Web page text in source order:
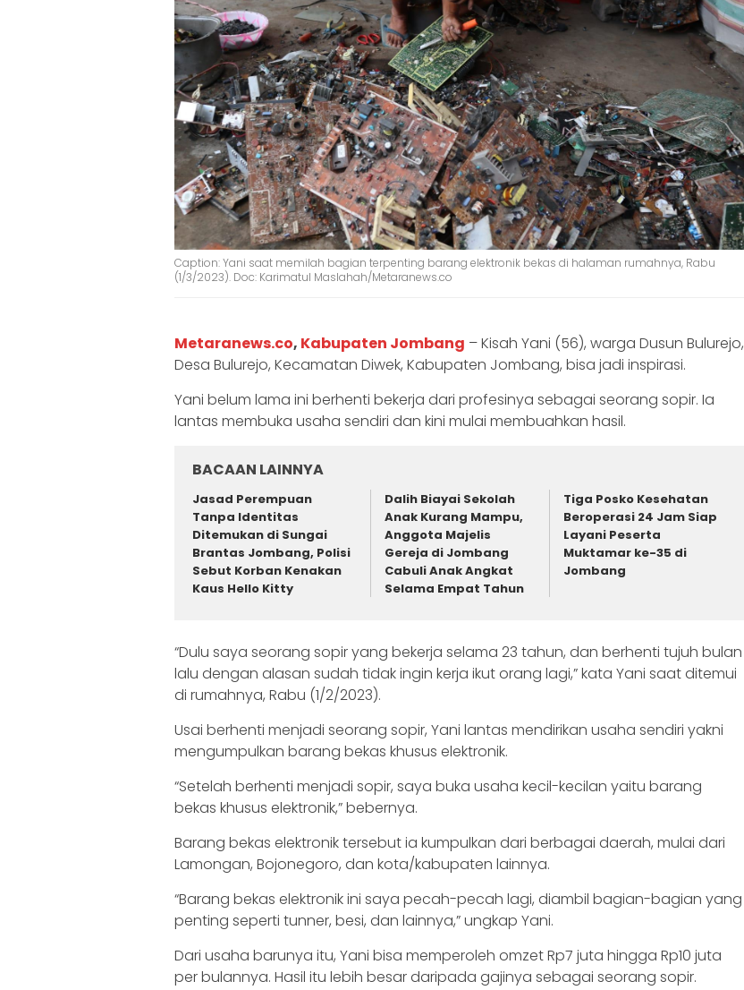
Caption: Yani saat memilah bagian terpenting barang elektronik bekas di halaman rumahnya, Rabu
(1/3/2023). Doc: Karimatul Maslahah/Metaranews.co
Metaranews.co, Kabupaten Jombang – Kisah Yani (56), warga Dusun Bulurejo,
Desa Bulurejo, Kecamatan Diwek, Kabupaten Jombang, bisa jadi inspirasi.
Yani belum lama ini berhenti bekerja dari profesinya sebagai seorang sopir. Ia
lantas membuka usaha sendiri dan kini mulai membuahkan hasil.
BACAAN LAINNYA
Jasad Perempuan
Tanpa Identitas
Ditemukan di Sungai
Brantas Jombang, Polisi
Sebut Korban Kenakan
Kaus Hello Kitty
Dalih Biayai Sekolah
Anak Kurang Mampu,
Anggota Majelis
Gereja di Jombang
Cabuli Anak Angkat
Selama Empat Tahun
Tiga Posko Kesehatan
Beroperasi 24 Jam Siap
Layani Peserta
Muktamar ke-35 di
Jombang
“Dulu saya seorang sopir yang bekerja selama 23 tahun, dan berhenti tujuh bulan
lalu dengan alasan sudah tidak ingin kerja ikut orang lagi,” kata Yani saat ditemui
di rumahnya, Rabu (1/2/2023).
Usai berhenti menjadi seorang sopir, Yani lantas mendirikan usaha sendiri yakni
mengumpulkan barang bekas khusus elektronik.
“Setelah berhenti menjadi sopir, saya buka usaha kecil-kecilan yaitu barang
bekas khusus elektronik,” bebernya.
Barang bekas elektronik tersebut ia kumpulkan dari berbagai daerah, mulai dari
Lamongan, Bojonegoro, dan kota/kabupaten lainnya.
“Barang bekas elektronik ini saya pecah-pecah lagi, diambil bagian-bagian yang
penting seperti tunner, besi, dan lainnya,” ungkap Yani.
Dari usaha barunya itu, Yani bisa memperoleh omzet Rp7 juta hingga Rp10 juta
per bulannya. Hasil itu lebih besar daripada gajinya sebagai seorang sopir.